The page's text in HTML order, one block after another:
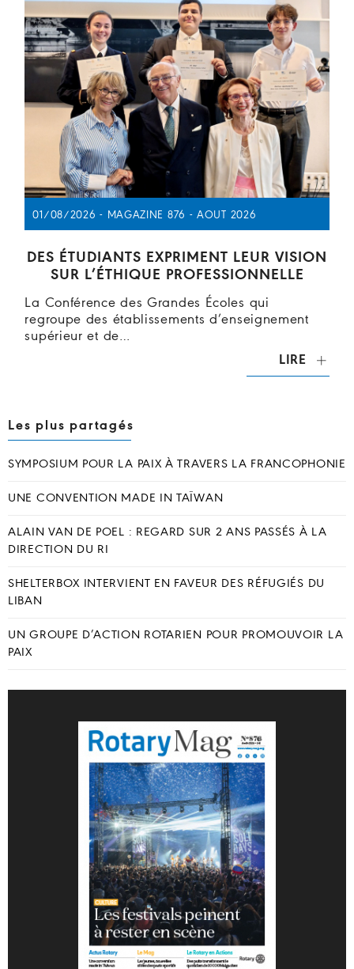
01/08/2026 - MAGAZINE 876 - AOUT 2026
DES ÉTUDIANTS EXPRIMENT LEUR VISION
SUR L’ÉTHIQUE PROFESSIONNELLE
La Conférence des Grandes Écoles qui
regroupe des établissements d’enseignement
supérieur et de…
LIRE
Les plus partagés
SYMPOSIUM POUR LA PAIX À TRAVERS LA FRANCOPHONIE
UNE CONVENTION MADE IN TAÏWAN
ALAIN VAN DE POEL : REGARD SUR 2 ANS PASSÉS À LA
DIRECTION DU RI
SHELTERBOX INTERVIENT EN FAVEUR DES RÉFUGIÉS DU
LIBAN
UN GROUPE D’ACTION ROTARIEN POUR PROMOUVOIR LA
PAIX